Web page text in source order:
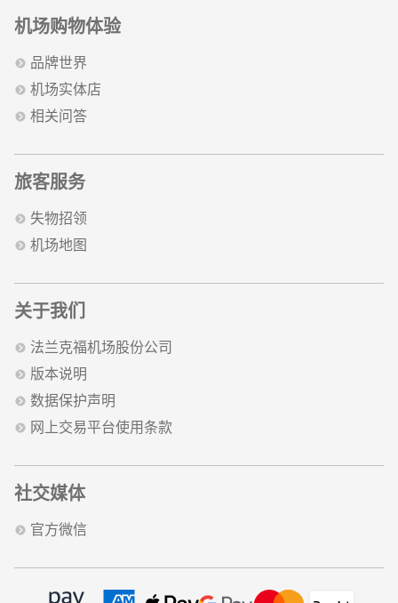
机场购物体验
品牌世界
机场实体店
相关问答
旅客服务
失物招领
机场地图
关于我们
法兰克福机场股份公司
版本说明
数据保护声明
网上交易平台使用条款
社交媒体
官方微信